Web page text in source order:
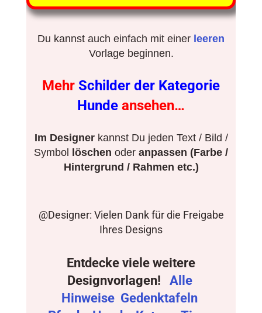
Du kannst auch einfach mit einer leeren
Vorlage beginnen.
Mehr Schilder der Kategorie
Hunde ansehen…
Im Designerkannst Du jeden Text / Bild /
Symbol
löschen oder anpassen (Farbe /
Hintergrund / Rahmen etc.)
@Designer: Vielen Dank für die Freigabe
Ihres Designs
Entdecke viele weitere
Designvorlagen!
Alle
Hinweise Gedenktafeln